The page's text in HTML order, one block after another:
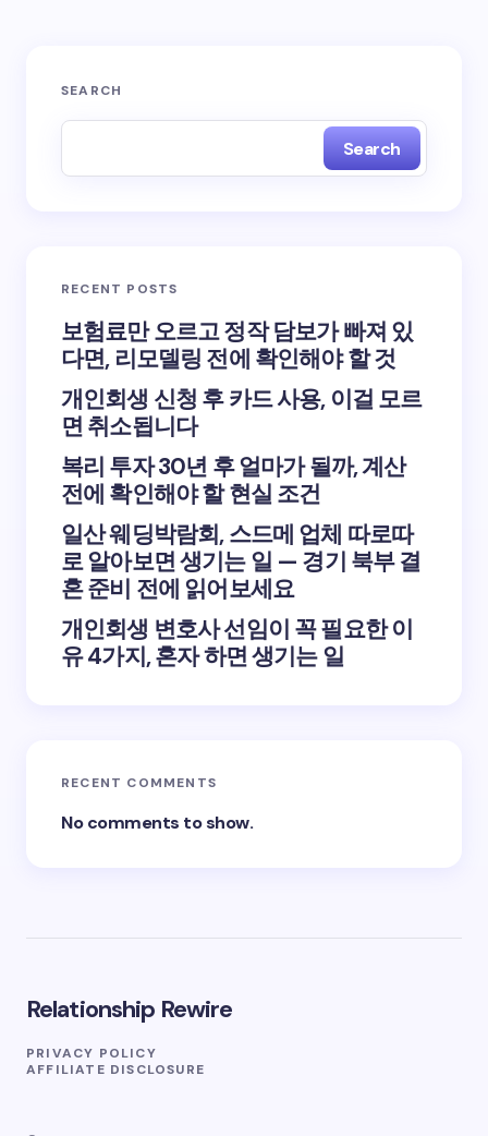
SEARCH
Search
RECENT POSTS
보험료만 오르고 정작 담보가 빠져 있
다면, 리모델링 전에 확인해야 할 것
개인회생 신청 후 카드 사용, 이걸 모르
면 취소됩니다
복리 투자 30년 후 얼마가 될까, 계산
전에 확인해야 할 현실 조건
일산 웨딩박람회, 스드메 업체 따로따
로 알아보면 생기는 일 — 경기 북부 결
혼 준비 전에 읽어보세요
개인회생 변호사 선임이 꼭 필요한 이
유 4가지, 혼자 하면 생기는 일
RECENT COMMENTS
No comments to show.
Relationship Rewire
PRIVACY POLICY
AFFILIATE DISCLOSURE